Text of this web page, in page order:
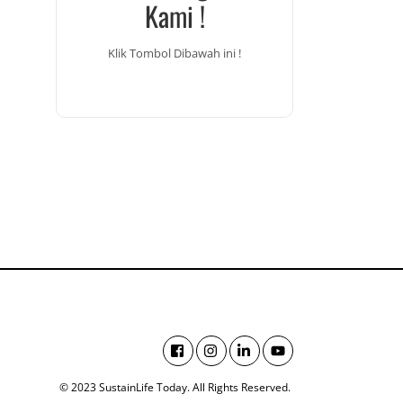
Kami !
Klik Tombol Dibawah ini !
© 2023 SustainLife Today. All Rights Reserved.